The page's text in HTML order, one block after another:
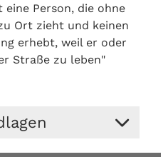
Person, die ohne
Ort zieht und keinen
erhebt, weil er oder
Straße zu leben"